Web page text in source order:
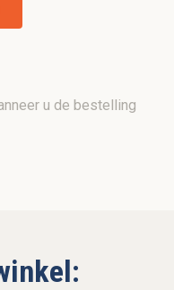
u de bestelling